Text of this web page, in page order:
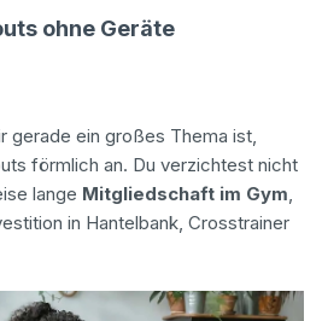
ohne Geräte
gerade ein großes Thema ist,
förmlich an. Du verzichtest nicht
lange Mitgliedschaft im Gym,
in Hantelbank, Crosstrainer